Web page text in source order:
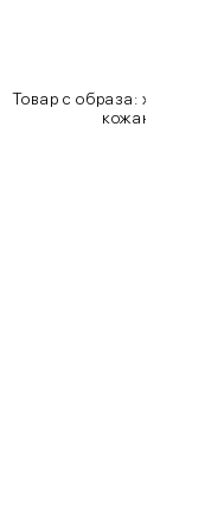
Товар с образа:
кожаные